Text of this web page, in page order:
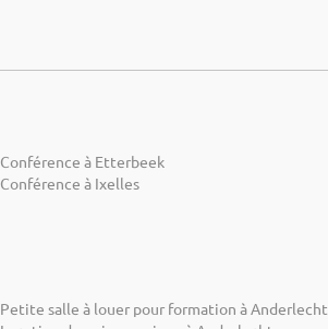
Conférence à Etterbeek
Conférence à Ixelles
Petite salle à louer pour formation à Anderlecht